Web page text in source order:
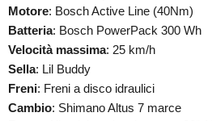
Motore: Bosch Active Line (40Nm)
Batteria: Bosch PowerPack 300 Wh
Velocità massima: 25 km/h
Sella: Lil Buddy
Freni: Freni a disco idraulici
Cambio: Shimano Altus 7 marce